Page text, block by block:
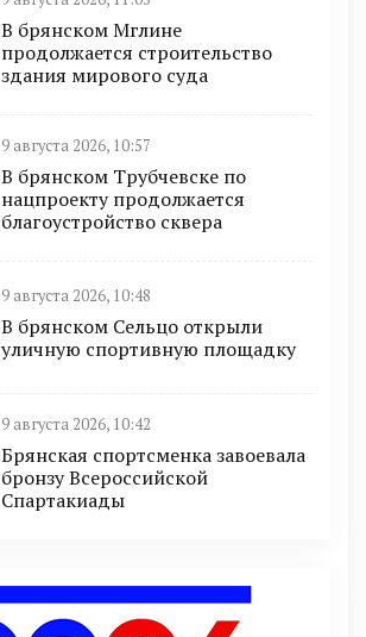
В брянском Мглине
продолжается строительство
здания мирового суда
9 августа 2026, 10:57
В брянском Трубчевске по
нацпроекту продолжается
благоустройство сквера
9 августа 2026, 10:48
В брянском Сельцо открыли
уличную спортивную площадку
9 августа 2026, 10:42
Брянская спортсменка завоевала
бронзу Всероссийской
Спартакиады